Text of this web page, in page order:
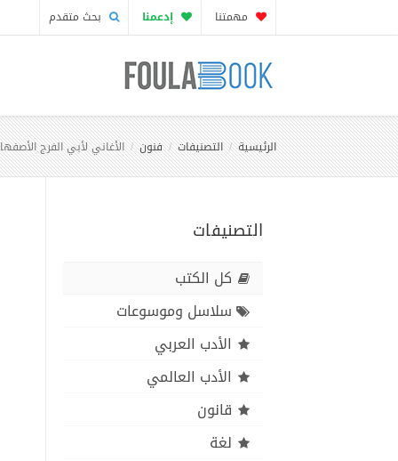
مهمتنا إدعمنا بحث متقدم
الرئيسية التصنيفات فنون الأغاني لأبي الفرج
التصنيفات
كل الكتب
سلاسل وموسوعات
الأدب العربي
الأدب العالمي
قانون
لغة